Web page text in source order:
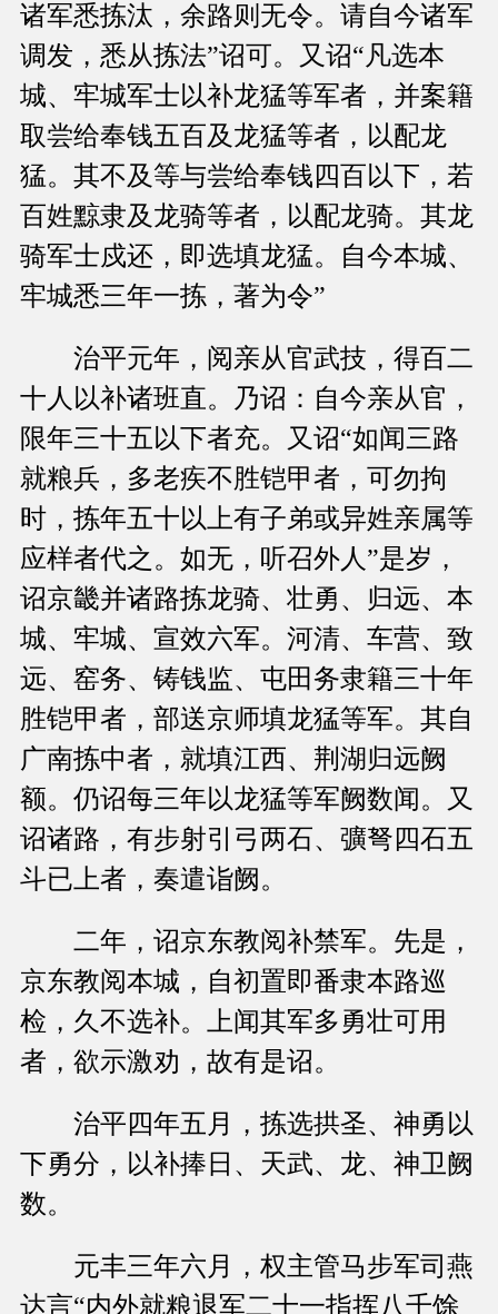
诸军悉拣汰，余路则无令。请自今诸军
调发，悉从拣法”诏可。又诏“凡选本
城、牢城军士以补龙猛等军者，并案籍
取尝给奉钱五百及龙猛等者，以配龙
猛。其不及等与尝给奉钱四百以下，若
百姓黥隶及龙骑等者，以配龙骑。其龙
骑军士戍还，即选填龙猛。自今本城、
牢城悉三年一拣，著为令”
治平元年，阅亲从官武技，得百二
十人以补诸班直。乃诏：自今亲从官，
限年三十五以下者充。又诏“如闻三路
就粮兵，多老疾不胜铠甲者，可勿拘
时，拣年五十以上有子弟或异姓亲属等
应样者代之。如无，听召外人”是岁，
诏京畿并诸路拣龙骑、壮勇、归远、本
城、牢城、宣效六军。河清、车营、致
远、窑务、铸钱监、屯田务隶籍三十年
胜铠甲者，部送京师填龙猛等军。其自
广南拣中者，就填江西、荆湖归远阙
额。仍诏每三年以龙猛等军阙数闻。又
诏诸路，有步射引弓两石、彍弩四石五
斗已上者，奏遣诣阙。
二年，诏京东教阅补禁军。先是，
京东教阅本城，自初置即番隶本路巡
检，久不选补。上闻其军多勇壮可用
者，欲示激劝，故有是诏。
治平四年五月，拣选拱圣、神勇以
下勇分，以补捧日、天武、龙、神卫阙
数。
元丰三年六月，权主管马步军司燕
达言“内外就粮退军二十一指挥八千馀